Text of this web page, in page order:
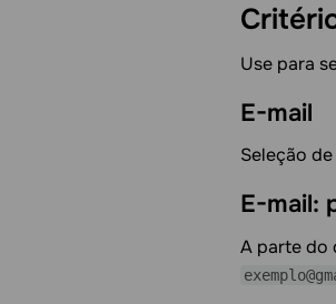
Use para
E-mail
Seleção de
E-mail:
A parte do